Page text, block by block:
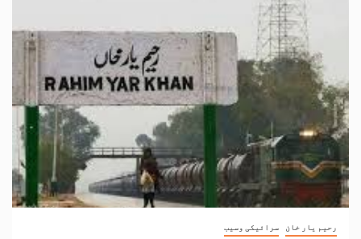
رحیم یار خان سرائیکی وسیب